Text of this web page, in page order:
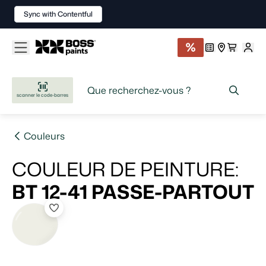
scanner le code-barres
Couleurs
COULEUR DE PEINTURE:
BT 12-41 PASSE-PARTOUT
Sync with Contentful